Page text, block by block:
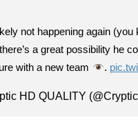
not happening again (you
a great possibility he
with a new team
.
HD QUALITY